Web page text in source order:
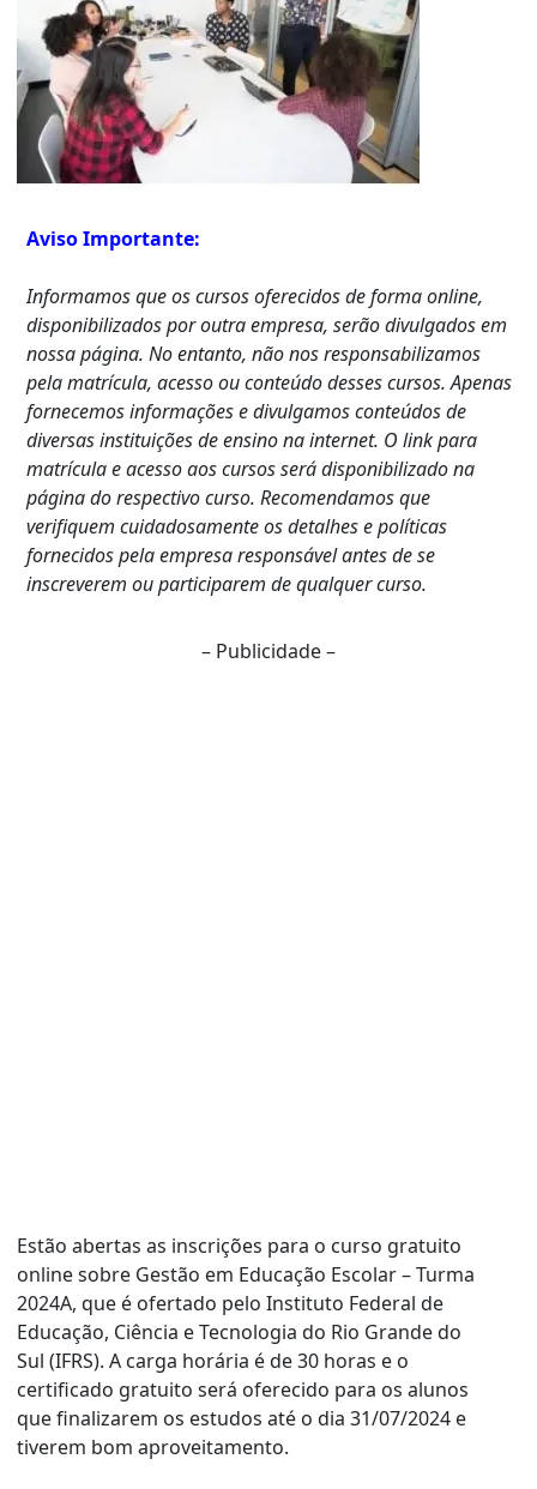
Aviso Importante:
Informamos que os cursos oferecidos de forma online,
disponibilizados por outra empresa, serão divulgados em
nossa página. No entanto, não nos responsabilizamos
pela matrícula, acesso ou conteúdo desses cursos. Apenas
fornecemos informações e divulgamos conteúdos de
diversas instituições de ensino na internet. O link para
matrícula e acesso aos cursos será disponibilizado na
página do respectivo curso. Recomendamos que
verifiquem cuidadosamente os detalhes e políticas
fornecidos pela empresa responsável antes de se
inscreverem ou participarem de qualquer curso.
– Publicidade –
Estão abertas as inscrições para o curso gratuito
online sobre Gestão em Educação Escolar – Turma
2024A, que é ofertado pelo Instituto Federal de
Educação, Ciência e Tecnologia do Rio Grande do
Sul (IFRS). A carga horária é de 30 horas e o
certificado gratuito será oferecido para os alunos
que finalizarem os estudos até o dia 31/07/2024 e
tiverem bom aproveitamento.